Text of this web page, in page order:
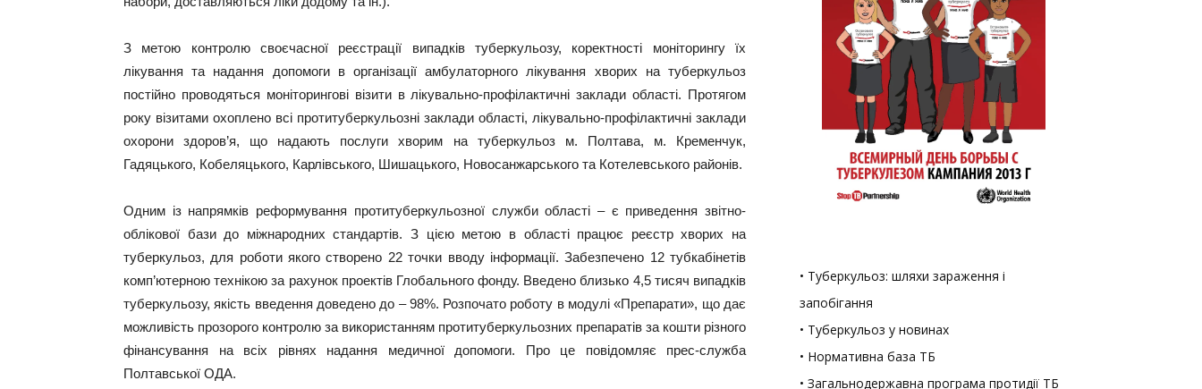
З метою контролю своєчасної реєстрації випадків туберкульозу, коректності моніторингу їх
лікування та надання допомоги в організації амбулаторного лікування хворих на туберкульоз
постійно проводяться моніторингові візити в лікувально-профілактичні заклади області. Протягом
року візитами охоплено всі протитуберкульозні заклади області, лікувально-профілактичні заклади
охорони здоров’я, що надають послуги хворим на туберкульоз м. Полтава, м. Кременчук,
Гадяцького, Кобеляцького, Карлівського, Шишацького, Новосанжарського та Котелевського районів.
Одним із напрямків реформування протитуберкульозної служби області – є приведення звітно-
облікової бази до міжнародних стандартів. З цією метою в області працює реєстр хворих на
туберкульоз, для роботи якого створено 22 точки вводу інформації. Забезпечено 12 тубкабінетів
комп’ютерною технікою за рахунок проектів Глобального фонду. Введено близько 4,5 тисяч випадків
туберкульозу, якість введення доведено до – 98%. Розпочато роботу в модулі «Препарати», що дає
можливість прозорого контролю за використанням протитуберкульозних препаратів за кошти різного
фінансування на всіх рівнях надання медичної допомоги. Про це повідомляє прес-служба
Полтавської ОДА.
• Туберкульоз: шляхи зараження і
запобігання
• Туберкульоз у новинах
• Нормативна база ТБ
• Загальнодержавна програма протидії ТБ